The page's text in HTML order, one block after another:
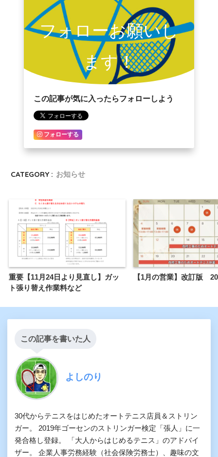
フォローお願いし
ます！
この記事が気に入ったらフォローしよう
フォローする
CATEGORY : お知らせ
重要【11月24日より見直し】ガッ
ト張り替え作業料など
【1月の営業】改訂版
この記事を書いた人
よしのり
30代からテニスをはじめたオートテニス店員＆ストリン
ガー。 2019年ゴーセンのストリンガー検定「張人」に一
発合格し登録。 「大人からはじめるテニス」のアドバイ
ザー。 企業人事労務経験（社会保険労務士）、趣味の文